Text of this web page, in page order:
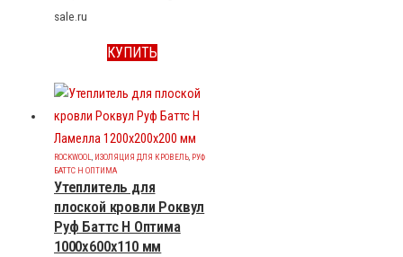
sale.ru
КУПИТЬ
ROCKWOOL, ИЗОЛЯЦИЯ ДЛЯ КРОВЕЛЬ, РУФ
БАТТС Н ОПТИМА
Утеплитель для
плоской кровли Роквул
Руф Баттс Н Оптима
1000x600x110 мм